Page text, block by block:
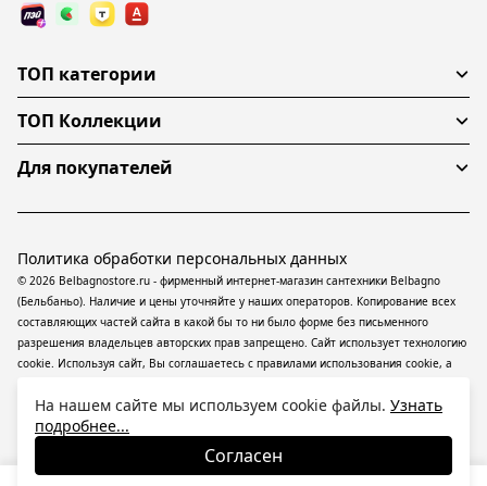
ТОП категории
ТОП Коллекции
Для покупателей
© 2026 Belbagnostore.ru - фирменный интернет-магазин сантехники Belbagno
(Бельбаньо). Наличие и цены уточняйте у наших операторов. Копирование всех
составляющих частей сайта в какой бы то ни было форме без письменного
разрешения владельцев авторских прав запрещено. Сайт использует технологию
cookie. Используя сайт, Вы соглашаетесь с правилами использования cookie, а
ресурсе применяютсярекомендательные технологии(информационные
технологии предоставления информации на основе сбора, систематизации и
анализа сведений, относящихся к предпочтениям пользователей сети
«Интернет», находящихся на территории Российской Федерации).
Политика обработки персональных данных
На нашем сайте мы используем cookie файлы. Узнать
подробнее...
Согласен